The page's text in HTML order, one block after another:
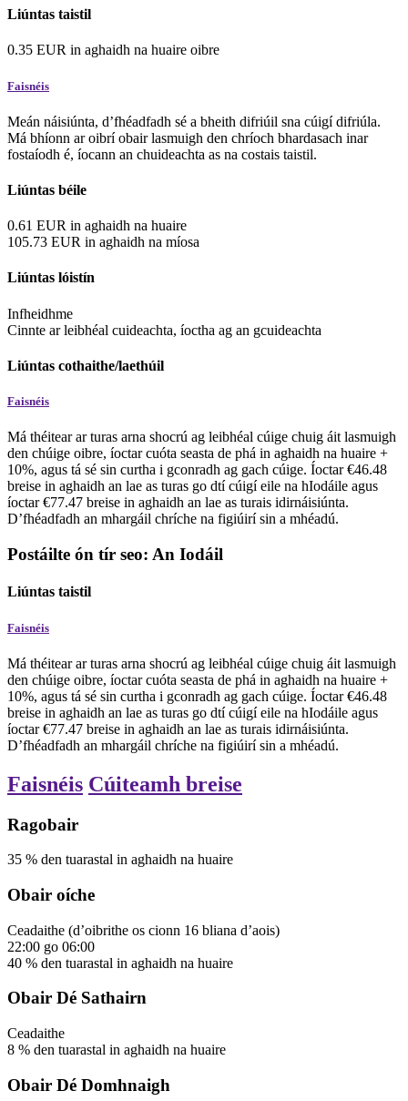
Liúntas taistil
0.35 EUR in aghaidh na huaire oibre
Faisnéis
Meán náisiúnta, d’fhéadfadh sé a bheith difriúil sna cúigí difriúla.
Má bhíonn ar oibrí obair lasmuigh den chríoch bhardasach inar
fostaíodh é, íocann an chuideachta as na costais taistil.
Liúntas béile
0.61 EUR in aghaidh na huaire
105.73 EUR in aghaidh na míosa
Liúntas lóistín
Infheidhme
Cinnte ar leibhéal cuideachta, íoctha ag an gcuideachta
Liúntas cothaithe/laethúil
Faisnéis
Má théitear ar turas arna shocrú ag leibhéal cúige chuig áit lasmuigh
den chúige oibre, íoctar cuóta seasta de phá in aghaidh na huaire +
10%, agus tá sé sin curtha i gconradh ag gach cúige. Íoctar €46.48
breise in aghaidh an lae as turas go dtí cúigí eile na hIodáile agus
íoctar €77.47 breise in aghaidh an lae as turais idirnáisiúnta.
D’fhéadfadh an mhargáil chríche na figiúirí sin a mhéadú.
Postáilte ón tír seo: An Iodáil
Liúntas taistil
Faisnéis
Má théitear ar turas arna shocrú ag leibhéal cúige chuig áit lasmuigh
den chúige oibre, íoctar cuóta seasta de phá in aghaidh na huaire +
10%, agus tá sé sin curtha i gconradh ag gach cúige. Íoctar €46.48
breise in aghaidh an lae as turas go dtí cúigí eile na hIodáile agus
íoctar €77.47 breise in aghaidh an lae as turais idirnáisiúnta.
D’fhéadfadh an mhargáil chríche na figiúirí sin a mhéadú.
Faisnéis Cúiteamh breise
Ragobair
35 % den tuarastal in aghaidh na huaire
Obair oíche
Ceadaithe (d’oibrithe os cionn 16 bliana d’aois)
22:00 go 06:00
40 % den tuarastal in aghaidh na huaire
Obair Dé Sathairn
Ceadaithe
8 % den tuarastal in aghaidh na huaire
Obair Dé Domhnaigh